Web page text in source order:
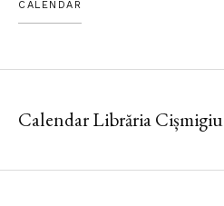
CALENDAR
Calendar Librăria Cișmigiu